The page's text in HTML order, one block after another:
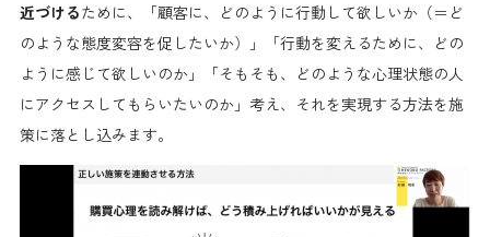
近づけるために、「顧客に、どのように行動して欲しいか（＝ど
のような態度変容を促したいか）」「行動を変えるために、どの
ように感じて欲しいのか」「そもそも、どのような心理状態の人
にアクセスしてもらいたいのか」考え、それを実現する方法を施
策に落とし込みます。